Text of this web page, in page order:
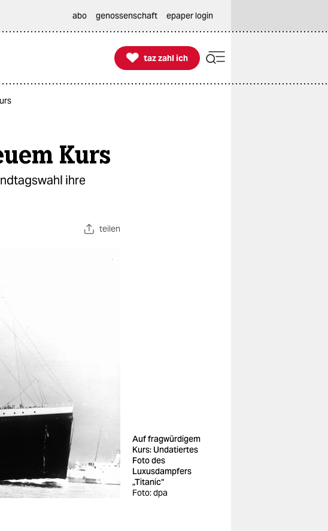
abo genossenschaft epaper login

taz zahl ich
taz zahl ich
Kurs
ihre
teilen
Auf fragwürdigem
Kurs: Undatiertes
Foto des
Luxusdampfers
„Titanic“
Foto: dpa